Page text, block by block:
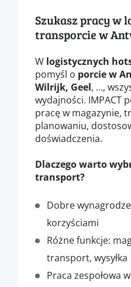
Szukasz pracy w
transporcie w
W logistycznych
pomyśl o porcie w
Wilrijk, Geel, …,
wydajności. IMPACT
pracę w magazynie,
planowaniu,
doświadczenia.
Dlaczego warto
transport?
Dobre
korzyściami
Różne funkcje:
transport, wysyłka
Praca zespołowa